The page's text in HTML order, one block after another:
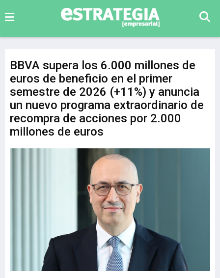
BBVA supera los 6.000 millones de
euros de beneficio en el primer
semestre de 2026 (+11%) y anuncia
un nuevo programa extraordinario de
recompra de acciones por 2.000
millones de euros